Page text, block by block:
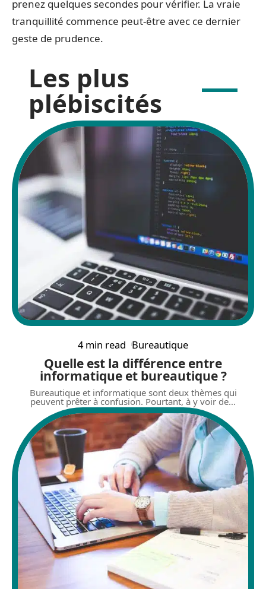
prenez quelques secondes pour vérifier. La vraie
tranquillité commence peut-être avec ce dernier
geste de prudence.
Les plus
plébiscités
4 min read Bureautique
Quelle est la différence entre
informatique et bureautique ?
Bureautique et informatique sont deux thèmes qui
peuvent prêter à confusion. Pourtant, à y voir de…